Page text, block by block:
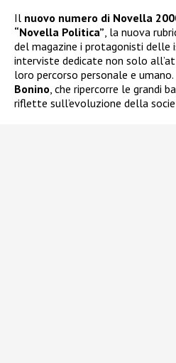
Il nuovo numero di Novella
“Novella Politica” , la nuova
del magazine i protagonisti
interviste dedicate non solo
loro percorso personale e
Bonino , che ripercorre le grandi
riflette sull’evoluzione della